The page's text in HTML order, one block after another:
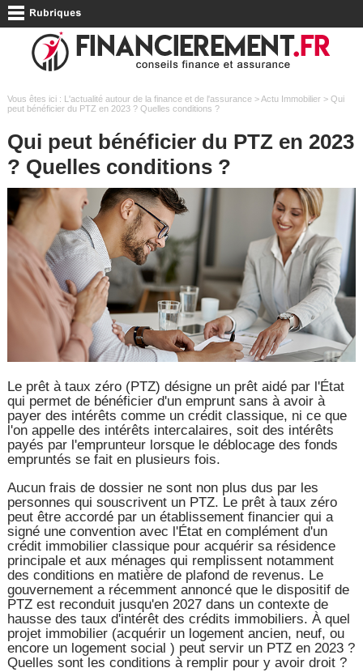
Vous êtes ici : L'actualité autour de la finance et de l'assurance>Actu Immobilier> Qui
peut bénéficier du PTZ en 2023 ? Quelles conditions ?
Qui peut bénéficier du PTZ en 2023
? Quelles conditions ?
Le prêt à taux zéro (PTZ) désigne un prêt aidé par l'État
qui permet de bénéficier d'un emprunt sans à avoir à
payer des intérêts comme un crédit classique, ni ce que
l'on appelle des intérêts intercalaires, soit des intérêts
payés par l'emprunteur lorsque le déblocage des fonds
empruntés se fait en plusieurs fois.
Aucun frais de dossier ne sont non plus dus par les
personnes qui souscrivent un PTZ. Le prêt à taux zéro
peut être accordé par un établissement financier qui a
signé une convention avec l'État en complément d'un
crédit immobilier classique pour acquérir sa résidence
principale et aux ménages qui remplissent notamment
des conditions en matière de plafond de revenus. Le
gouvernement a récemment annoncé que le dispositif de
PTZ est reconduit jusqu'en 2027 dans un contexte de
hausse des taux d'intérêt des crédits immobiliers. À quel
projet immobilier (acquérir un logement ancien, neuf, ou
encore un logement social ) peut servir un PTZ en 2023 ?
Quelles sont les conditions à remplir pour y avoir droit ?